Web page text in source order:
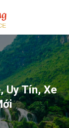
Uy Tín, Xe